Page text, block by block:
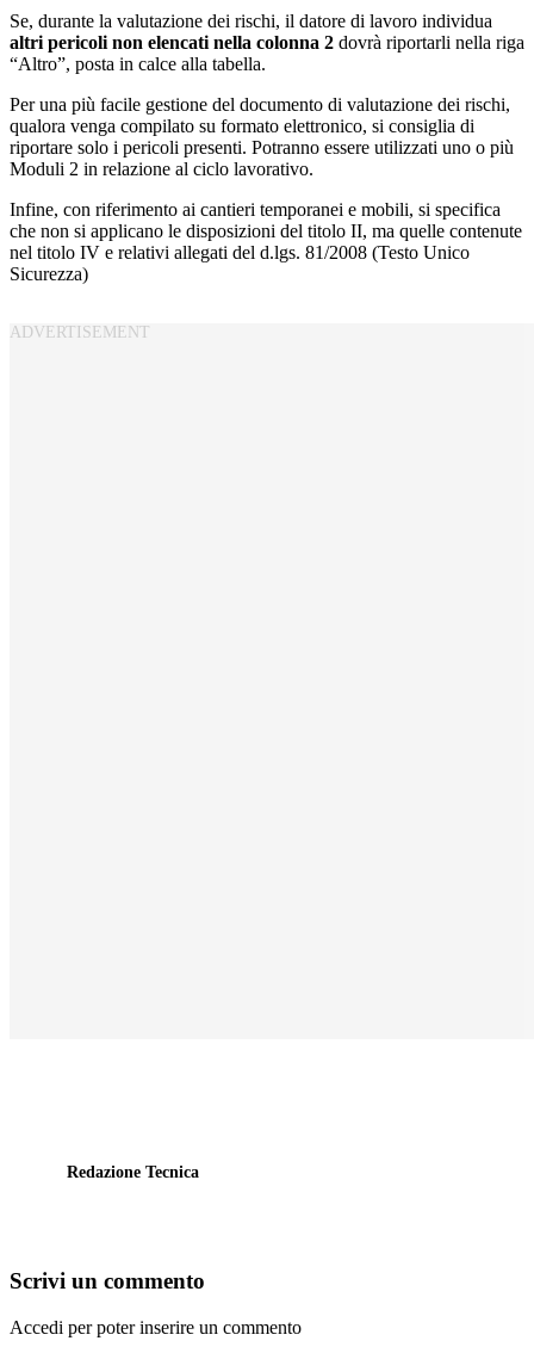
Se, durante la valutazione dei rischi, il datore di lavoro individua
altri pericoli non elencati nella colonna 2 dovrà riportarli nella riga
“Altro”, posta in calce alla tabella.
Per una più facile gestione del documento di valutazione dei rischi,
qualora venga compilato su formato elettronico, si consiglia di
riportare solo i pericoli presenti. Potranno essere utilizzati uno o più
Moduli 2 in relazione al ciclo lavorativo.
Infine, con riferimento ai cantieri temporanei e mobili, si specifica
che non si applicano le disposizioni del titolo II, ma quelle contenute
nel titolo IV e relativi allegati del d.lgs. 81/2008 (Testo Unico
Sicurezza)
Redazione Tecnica
Scrivi un commento
Accedi per poter inserire un commento